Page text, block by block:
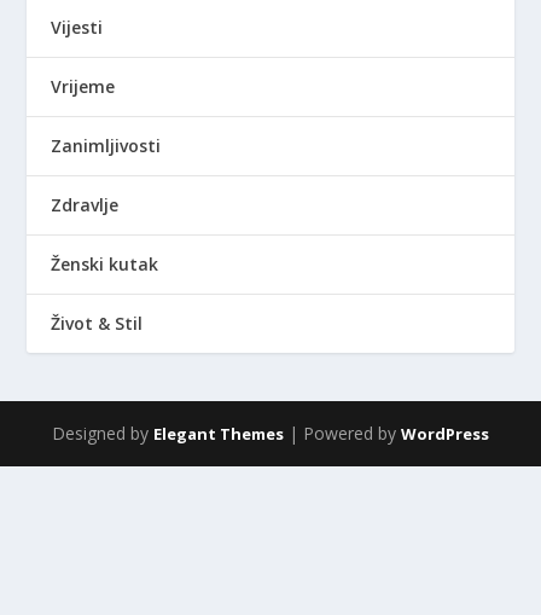
Vijesti
Vrijeme
Zanimljivosti
Zdravlje
Ženski kutak
Život & Stil
Designed by Elegant Themes | Powered by WordPress